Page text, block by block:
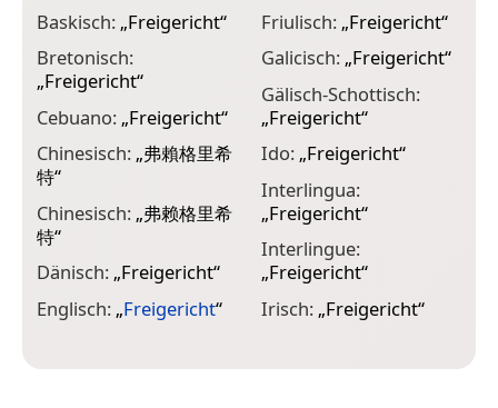
Baskisch: „Freigericht“
Bretonisch:
„Freigericht“
Cebuano: „Freigericht“
Chinesisch: „弗賴格里希
特“
Chinesisch: „弗赖格里希
特“
Dänisch: „Freigericht“
Englisch: „Freigericht“
Friulisch: „Freigericht“
Galicisch: „Freigericht“
Gälisch-Schottisch:
„Freigericht“
Ido: „Freigericht“
Interlingua:
„Freigericht“
Interlingue:
„Freigericht“
Irisch: „Freigericht“